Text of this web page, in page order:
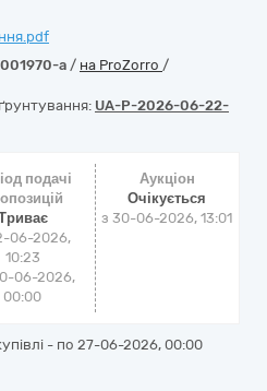
a / на ProZorro /
UA-P-2026-06-22-
подачі
06-2026,
10:23
06-2026,
00:00
Аукціон
Очікується
з30-06-2026, 13:01
- по 27-06-2026, 00:00